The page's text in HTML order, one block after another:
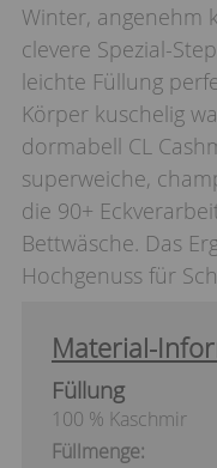
Winter, angenehm
clevere Spezial-
leichte Füllung
Körper kuschelig
dormabell CL
superweiche,
die 90+
Bettwäsche. Das
Hochgenuss für
Material-
Füllung
100 % Kaschmir
Füllmenge: